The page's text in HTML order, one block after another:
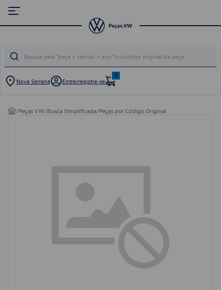
Nova Serrana Entre/registre-se
0
/Peças VW/Busca Simplificada/Peças por Código Original